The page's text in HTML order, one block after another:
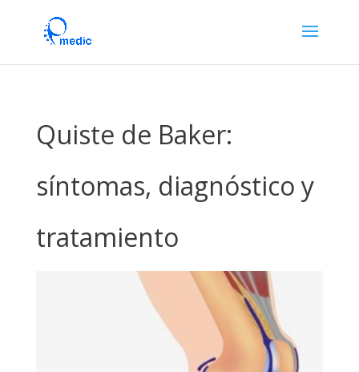
Quiste de Baker:
síntomas, diagnóstico y
tratamiento